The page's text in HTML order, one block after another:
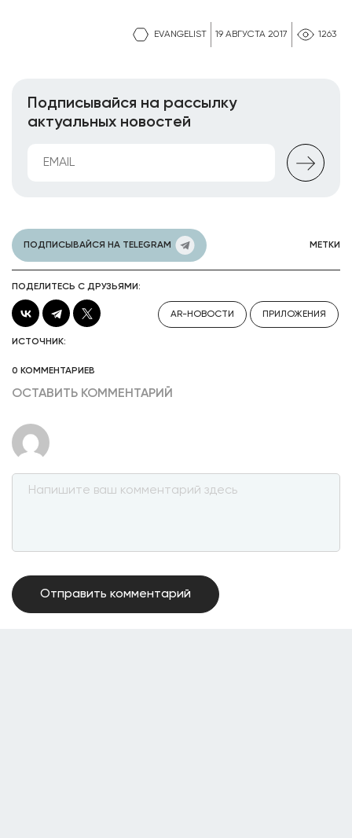
EVANGELIST 19 АВГУСТА 2017 1263
Подписывайся на рассылку
актуальных новостей
ПОДПИСЫВАЙСЯ НА TELEGRAM МЕТКИ
ПОДЕЛИТЕСЬ С ДРУЗЬЯМИ:
AR-НОВОСТИ ПРИЛОЖЕНИЯ
ИСТОЧНИК:
0 КОММЕНТАРИЕВ
ОСТАВИТЬ КОММЕНТАРИЙ